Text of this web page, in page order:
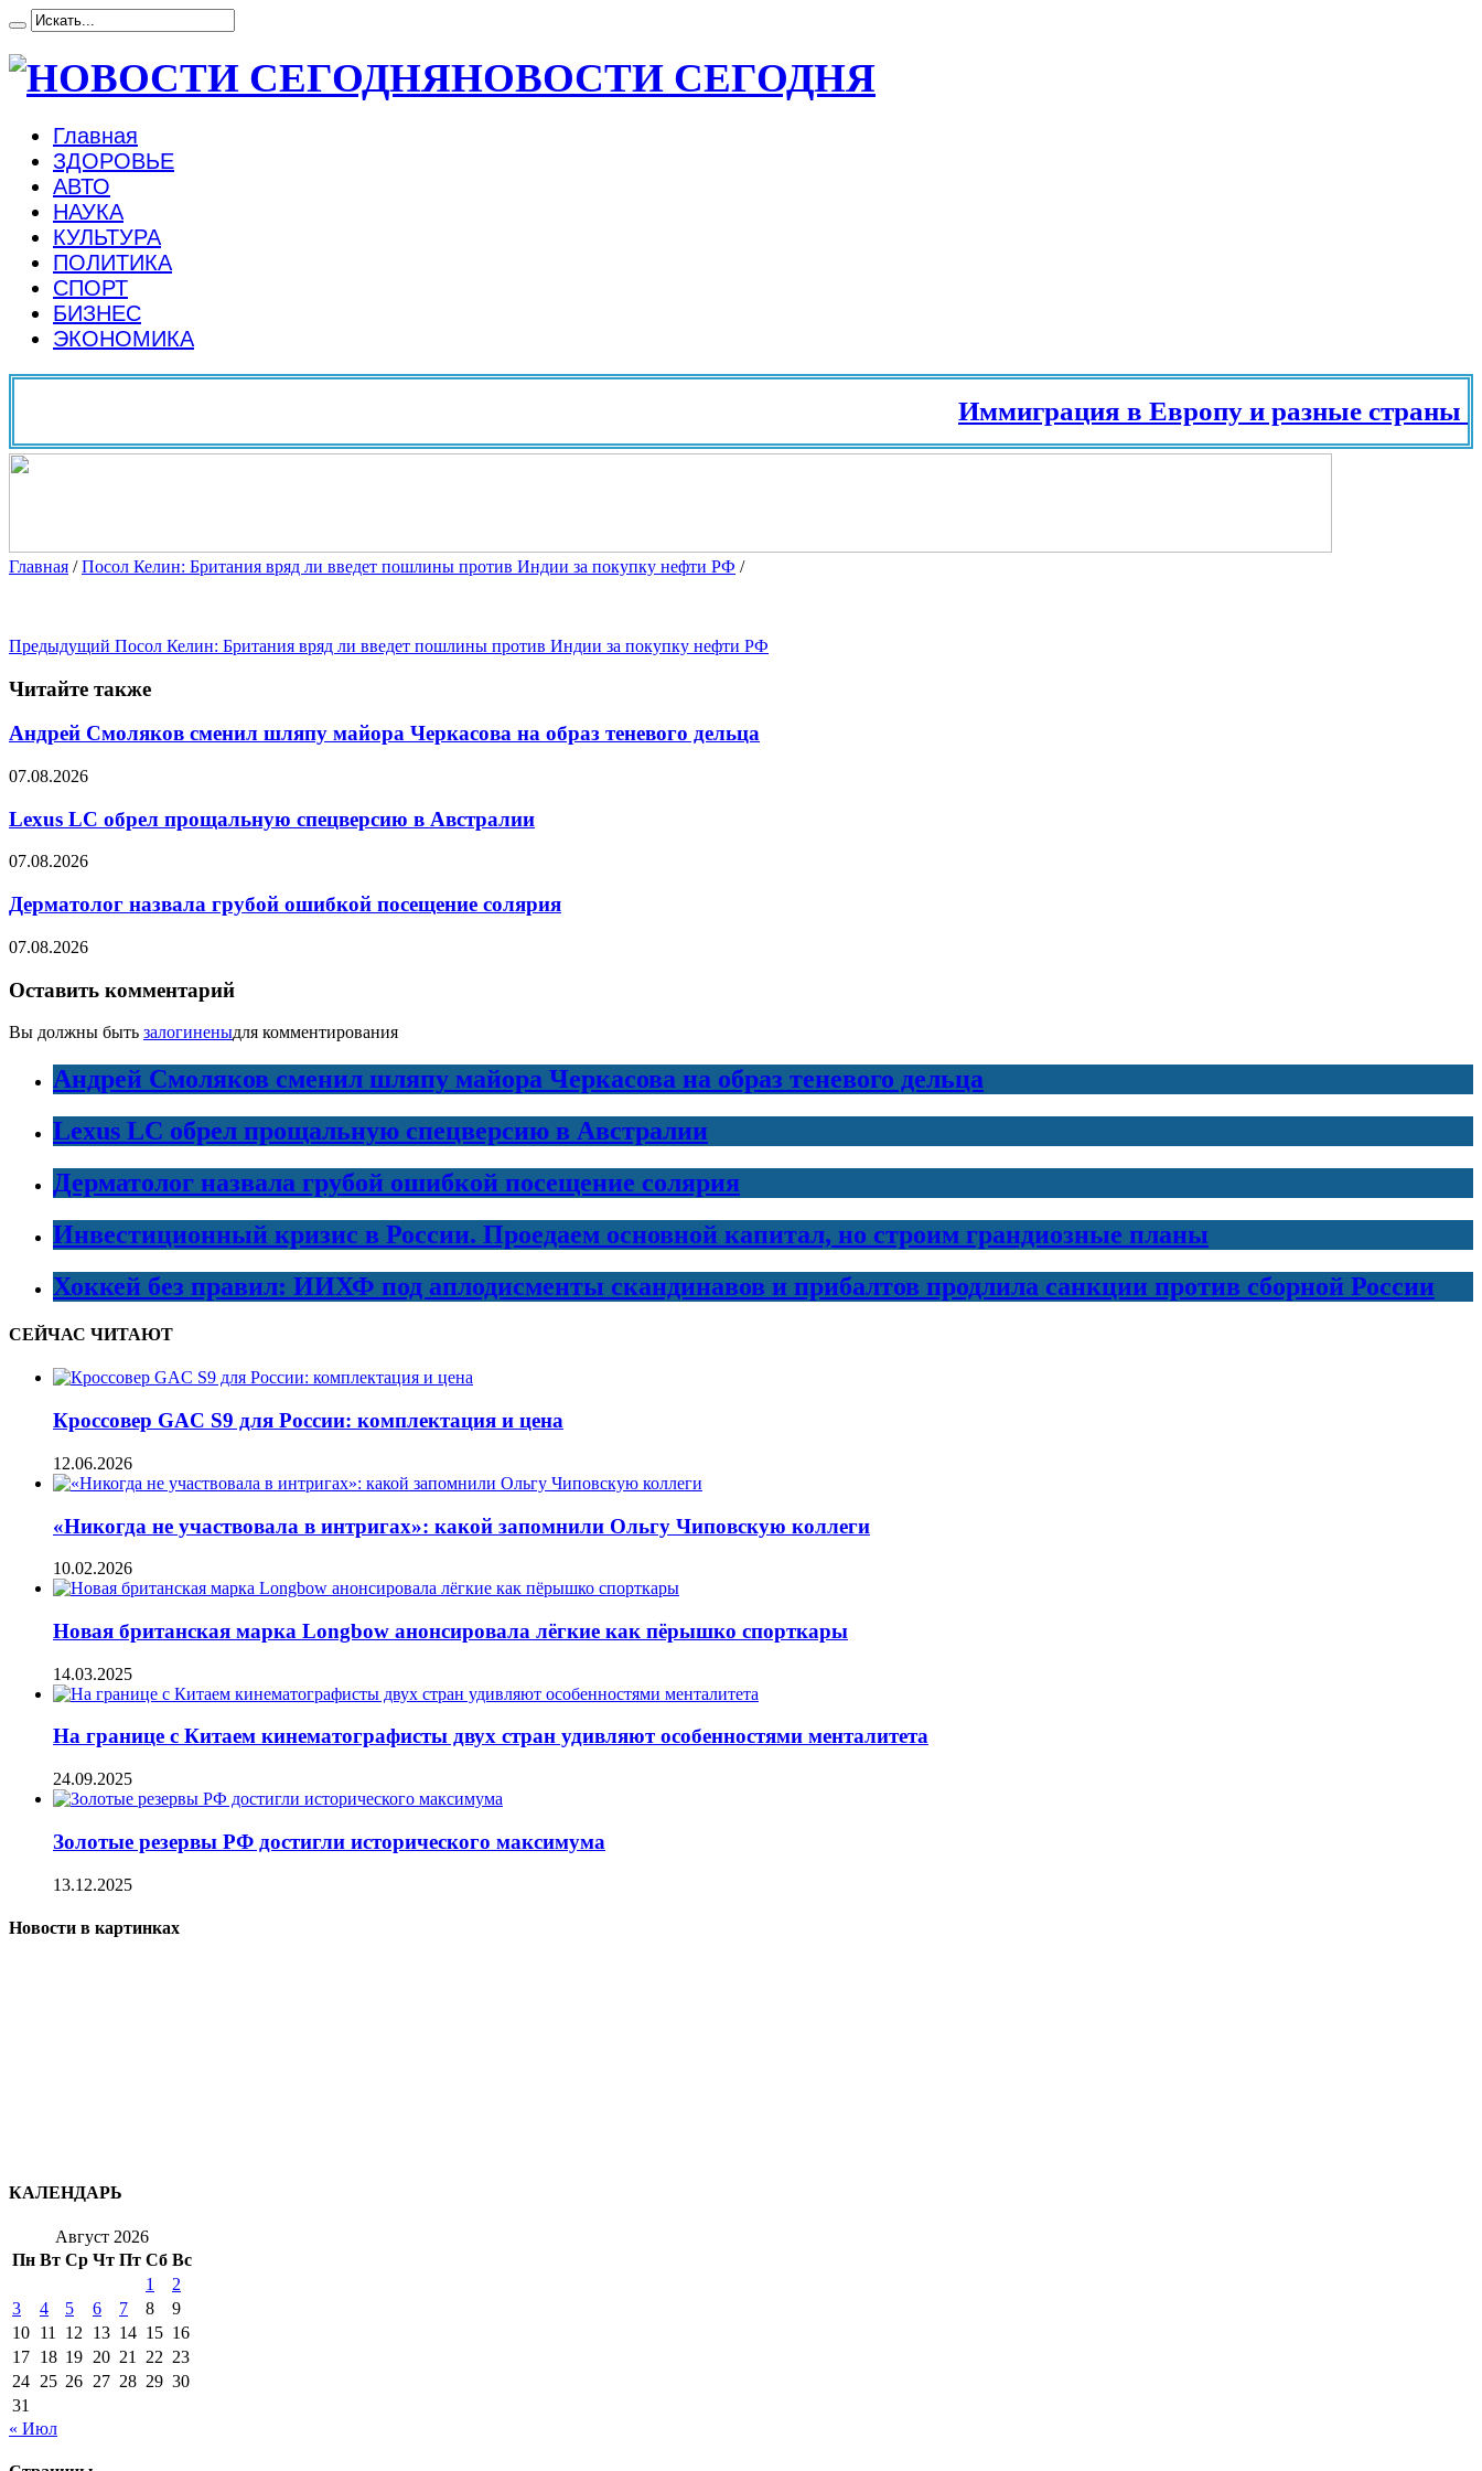
НОВОСТИ СЕГОДНЯ
Главная
ЗДОРОВЬЕ
АВТО
НАУКА
КУЛЬТУРА
ПОЛИТИКА
СПОРТ
БИЗНЕС
ЭКОНОМИКА
Иммиграция в Европу и разные страны
Главная /Посол Келин: Британия вряд ли введет пошлины против Индии за покупку нефти РФ /
Предыдущий Посол Келин: Британия вряд ли введет пошлины против Индии за покупку нефти РФ
Читайте также
Андрей Смоляков сменил шляпу майора Черкасова на образ теневого дельца
07.08.2026
Lexus LC обрел прощальную спецверсию в Австралии
07.08.2026
Дерматолог назвала грубой ошибкой посещение солярия
07.08.2026
Оставить комментарий
Вы должны быть залогиненыдля комментирования
Андрей Смоляков сменил шляпу майора Черкасова на образ теневого дельца
Lexus LC обрел прощальную спецверсию в Австралии
Дерматолог назвала грубой ошибкой посещение солярия
Инвестиционный кризис в России. Проедаем основной капитал, но строим грандиозные планы
Хоккей без правил: ИИХФ под аплодисменты скандинавов и прибалтов продлила санкции против сборной России
СЕЙЧАС ЧИТАЮТ
Кроссовер GAC S9 для России: комплектация и цена
12.06.2026
«Никогда не участвовала в интригах»: какой запомнили Ольгу Чиповскую коллеги
10.02.2026
Новая британская марка Longbow анонсировала лёгкие как пёрышко спорткары
14.03.2025
На границе с Китаем кинематографисты двух стран удивляют особенностями менталитета
24.09.2025
Золотые резервы РФ достигли исторического максимума
13.12.2025
Новости в картинках
КАЛЕНДАРЬ
Август 2026
Пн Вт Ср Чт Пт Сб Вс
1
2
3
4 5 6 7 8
9
10 11 12 13 14 15 16
17 18 19 20 21 22 23
24 25 26 27 28 29 30
31
« Июл